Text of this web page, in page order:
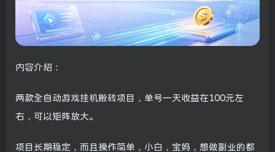
内容介绍：
两款全自动游戏挂机搬砖项目，单号一天收益在100元左
右，可以矩阵放大。
项目长期稳定，而且操作简单，小白，宝妈，想做副业的都